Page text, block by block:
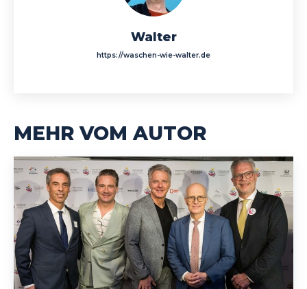
Walter
https://waschen-wie-walter.de
MEHR VOM AUTOR